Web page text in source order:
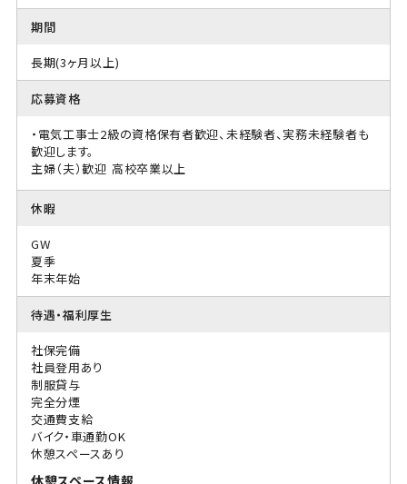
期間
長期(3ヶ月以上)
応募資格
・電気工事士2級の資格保有者歓迎、未経験者、実務未経験者も
歓迎します。
主婦（夫）歓迎 高校卒業以上
休暇
GW
夏季
年末年始
待遇・福利厚生
社保完備
社員登用あり
制服貸与
完全分煙
交通費支給
バイク・車通勤OK
休憩スペースあり
休憩スペース情報